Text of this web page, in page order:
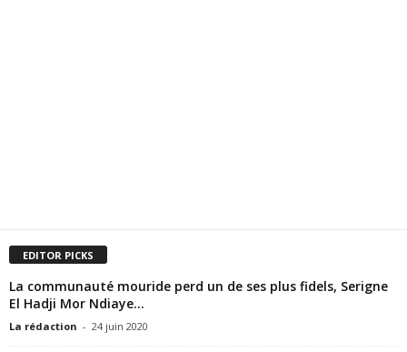
EDITOR PICKS
La communauté mouride perd un de ses plus fidels, Serigne
El Hadji Mor Ndiaye...
La rédaction - 24 juin 2020